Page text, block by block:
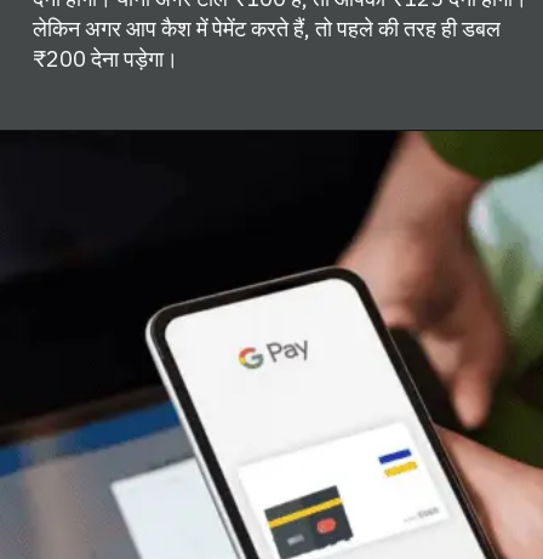
लेकिन अगर आप कैश में पेमेंट करते हैं, तो पहले की तरह ही डबल
₹200 देना पड़ेगा।